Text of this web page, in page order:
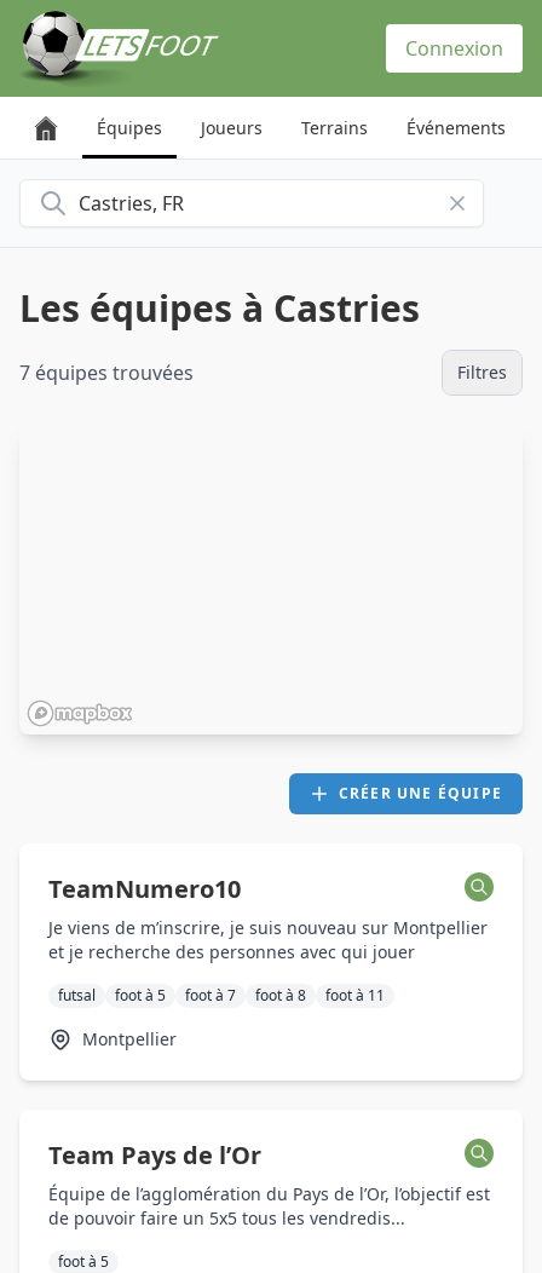
Connexion
Équipes Joueurs Terrains Événements
Rechercher une ville
Les équipes à Castries
7 équipes trouvées Filtres
CRÉER UNE ÉQUIPE
TeamNumero10
Je viens de m’inscrire, je suis nouveau sur Montpellier
et je recherche des personnes avec qui jouer
futsal foot à 5 foot à 7 foot à 8 foot à 11
Montpellier
Team Pays de l’Or
Équipe de l’agglomération du Pays de l’Or, l’objectif est
de pouvoir faire un 5x5 tous les vendredis...
foot à 5
Panneau de gestion des cookies